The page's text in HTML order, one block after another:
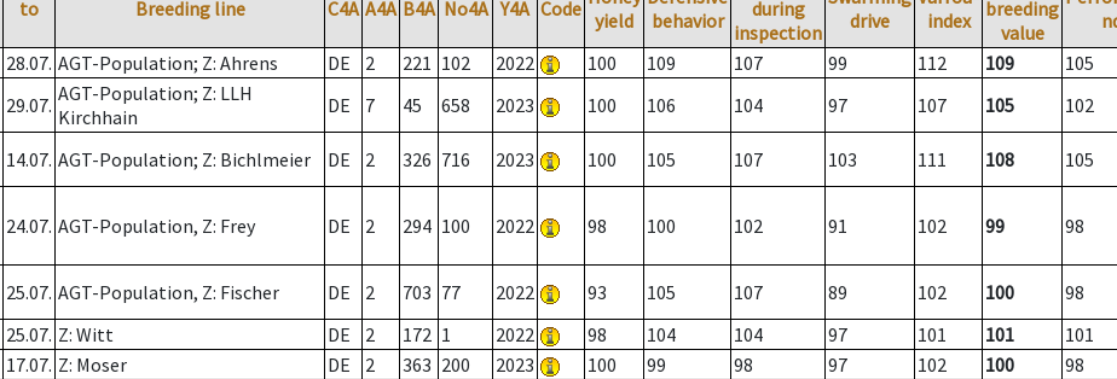
to Breeding line C4A A4A B4A No4A Y4A Code yield
behavior
during
inspection
drive
index
breeding
value
28.07. AGT-Population; Z: Ahrens DE 2 221 102 2022 100 109 107 99 112 109
105
29.07. AGT-Population; Z: LLH
Kirchhain
DE 7 45 658 2023 100 106 104 97 107 105 102
14.07. AGT-Population; Z: Bichlmeier DE 2 326 716 2023 100 105 107 103 111 108 105
24.07. AGT-Population, Z: Frey DE 2 294 100 2022 98 100 102 91 102 99 98
25.07. AGT-Population, Z: Fischer DE 2 703 77 2022 93 105 107 89 102 100
98
25.07. Z: Witt DE 2 172 1 2022 98 104 104 97 101 101
101
17.07. Z: Moser DE 2 363 200 2023 100 99 98 97 102 100
98